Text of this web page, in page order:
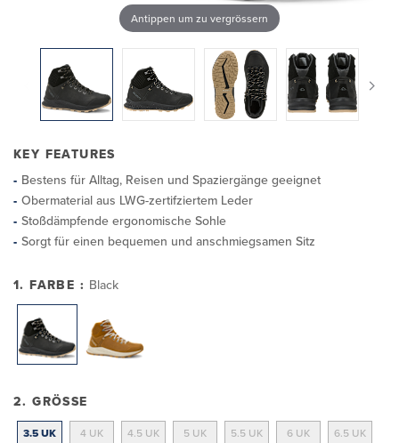
Antippen um zu vergrössern
KEY FEATURES
Bestens für Alltag, Reisen und Spaziergänge geeignet
Obermaterial aus LWG-zertifziertem Leder
Stoßdämpfende ergonomische Sohle
Sorgt für einen bequemen und anschmiegsamen Sitz
1. FARBE : Black
2. GRÖSSE
3.5 UK 4 UK 4.5 UK 5 UK 5.5 UK 6 UK 6.5 UK